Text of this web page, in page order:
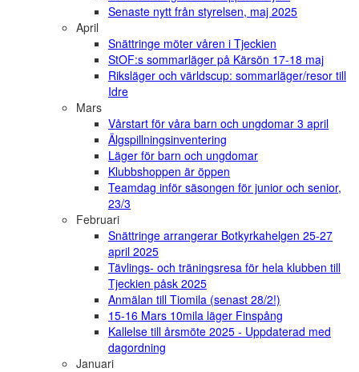
Senaste nytt från styrelsen, maj 2025
April
Snättringe möter våren i Tjeckien
StOF:s sommarläger på Kärsön 17-18 maj
Riksläger och världscup: sommarläger/resor till
Idre
Mars
Vårstart för våra barn och ungdomar 3 april
Älgspillningsinventering
Läger för barn och ungdomar
Klubbshoppen är öppen
Teamdag inför säsongen för junior och senior,
23/3
Februari
Snättringe arrangerar Botkyrkahelgen 25-27
april 2025
Tävlings- och träningsresa för hela klubben till
Tjeckien påsk 2025
Anmälan till Tiomila (senast 28/2!)
15-16 Mars 10mila läger Finspång
Kallelse till årsmöte 2025 - Uppdaterad med
dagordning
Januari